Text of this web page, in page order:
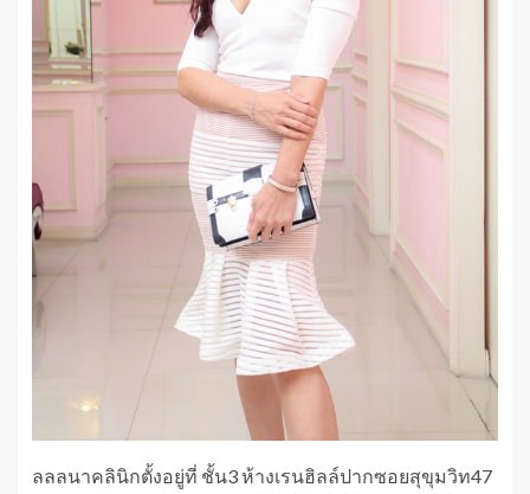
ลลลนาคลินิกตั้งอยู่ที่ ชั้น3 ห้างเรนฮิลล์ปากซอยสุขุมวิท47